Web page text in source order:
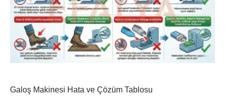
Galoş Makinesi Hata ve Çözüm Tablosu